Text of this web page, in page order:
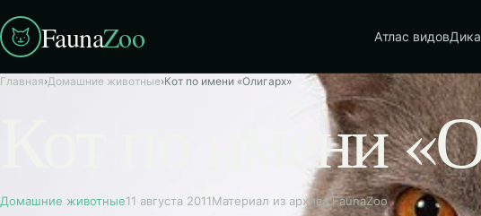
FaunaZoo Атлас видов
Главная›Домашние животные›Кот по имени «Олигарх»
Кот по имени
Домашние животные11 августа 2011Материал из архива FaunaZoo